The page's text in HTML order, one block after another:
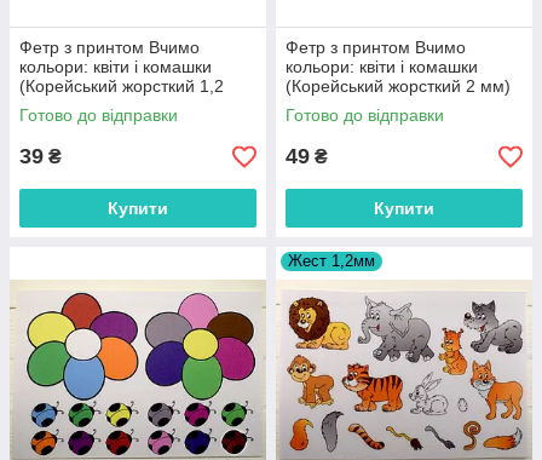
Фетр з принтом Вчимо
кольори: квіти і комашки
(Корейський жорсткий 1,2
мм)
Готово до відправки
39 ₴
Купити
Фетр з принтом Вчимо
кольори: квіти і комашки
(Корейський жорсткий 2 мм)
Готово до відправки
49 ₴
Купити
Жест 1,2мм